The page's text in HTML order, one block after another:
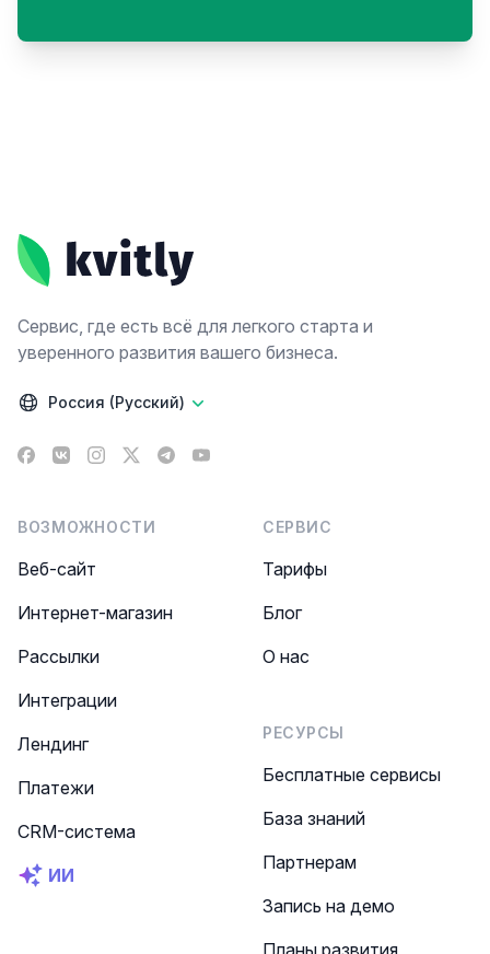
Сервис, где есть всё для легкого старта и
уверенного развития вашего бизнеса.
Россия (Русский)
Facebook
VK Instagram
X TelegramYouTube
ВОЗМОЖНОСТИ
Веб-сайт
Интернет-магазин
Рассылки
Интеграции
Лендинг
Платежи
CRM-система
ИИ
СЕРВИС
Тарифы
Блог
О нас
РЕСУРСЫ
Бесплатные сервисы
База знаний
Партнерам
Запись на демо
Планы развития